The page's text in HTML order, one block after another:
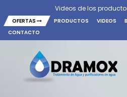
Videos de los
OFERTAS PRODUCTOS VIDEOS
CONTACTO